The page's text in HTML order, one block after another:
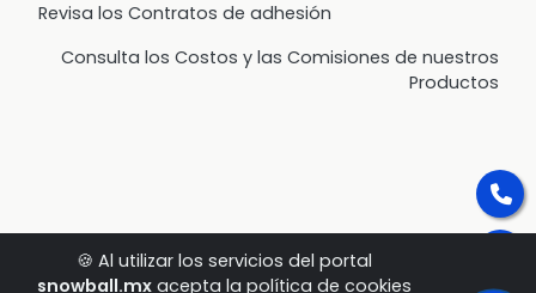
🍪 Al utilizar los servicios del portal
snowball.mx acepta la política de cookies
Revisa los Contratos de adhesión
Consulta los Costos y las Comisiones de nuestros
Productos